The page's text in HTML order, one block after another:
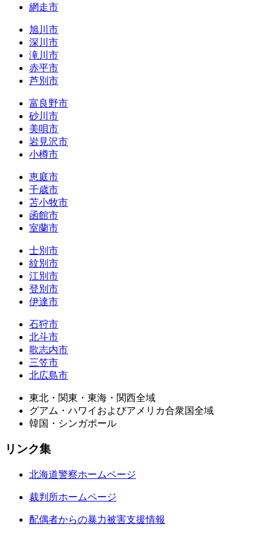
網走市
旭川市
深川市
滝川市
赤平市
芦別市
富良野市
砂川市
美唄市
岩見沢市
小樽市
恵庭市
千歳市
苫小牧市
函館市
室蘭市
士別市
紋別市
江別市
登別市
伊達市
石狩市
北斗市
歌志内市
三笠市
北広島市
東北・関東・東海・関西全域
グアム・ハワイおよびアメリカ合衆国全域
韓国・シンガポール
リンク集
北海道警察ホームページ
裁判所ホームページ
配偶者からの暴力被害支援情報